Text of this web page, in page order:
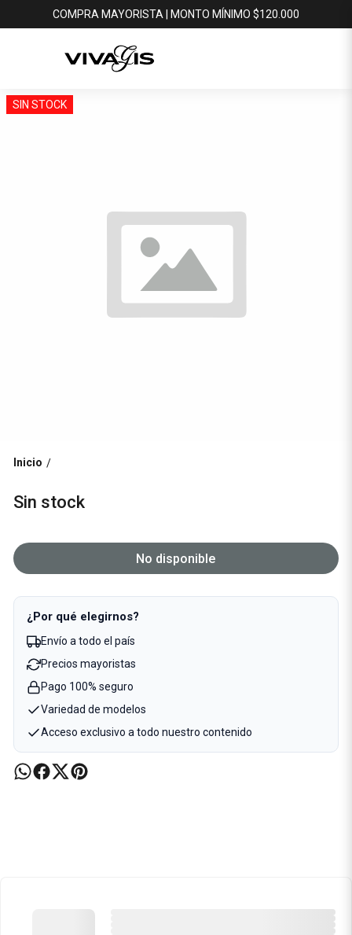
COMPRA MAYORISTA | MONTO MÍNIMO $120.000
SIN STOCK
Inicio /
Sin stock
No disponible
¿Por qué elegirnos?
Envío a todo el país
Precios mayoristas
Pago 100% seguro
Variedad de modelos
Acceso exclusivo a todo nuestro contenido